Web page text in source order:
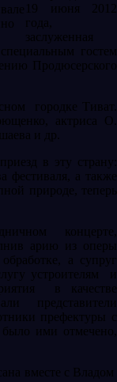
19 июня 2012
года,
заслуженная
гостем
Продюсерского
городке Тиват.
актриса О.
и др.
в эту страну:
фестиваля, а также
природе, теперь
концерте,
арию из оперы
а супруг
устроителям и
в качестве
представители
префектуры с
ими отмечено,
вместе с Владом